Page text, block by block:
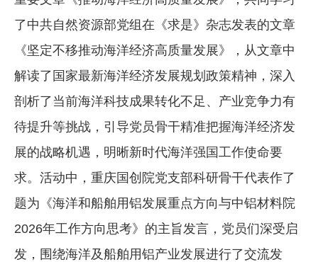
了中共自然资源部党组在《求是》杂志发表的文章
《坚定不移推动海洋经济高质量发展》，从文章中
解读了国家最新海洋经济发展规划政策精神，深入
剖析了当前海洋科技成果转化不足、产业竞争力有
待提升等挑战，引导党员骨干精准把握海洋经济发
展的战略机遇，明晰新时代海洋强国工作使命要
求。活动中，重庆国创院党支部科研骨干代表作了
题为《海洋和船舶用铝发展重点方向与中铝材料院
2026年工作方向思考》的主旨发言，党员们深受启
发，围绕海洋及船舶用铝产业发展进行了交流发